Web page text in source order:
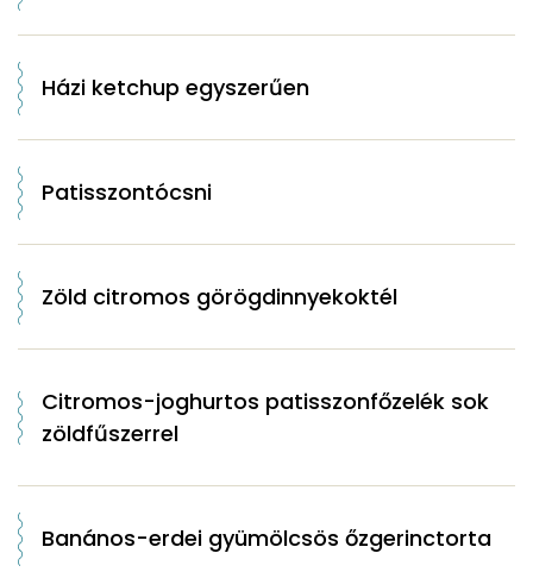
Házi ketchup egyszerűen
Patisszontócsni
Zöld citromos görögdinnyekoktél
Citromos-joghurtos patisszonfőzelék sok
zöldfűszerrel
Banános-erdei gyümölcsös őzgerinctorta